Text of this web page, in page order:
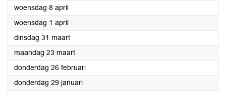
woensdag 8 april2026
woensdag 1 april2026
dinsdag 31 maart2026
maandag 23 maart2026
donderdag 26 februari2026
donderdag 29 januari2026